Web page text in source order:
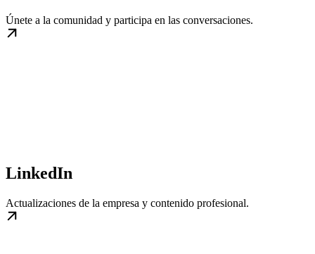
Únete a la comunidad y participa en las conversaciones.
LinkedIn
Actualizaciones de la empresa y contenido profesional.